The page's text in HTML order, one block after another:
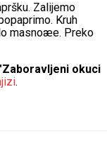
Zalijemo
Kruh
masnoæe. Preko
okuci
.